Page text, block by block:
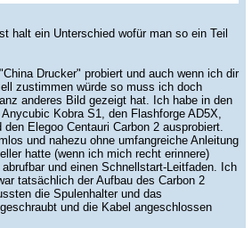
halt ein Unterschied wofür man so ein Teil
Drucker" probiert und auch wenn ich dir
zustimmen würde so muss ich doch
anderes Bild gezeigt hat. Ich habe in den
Kobra S1, den Flashforge AD5X,
Elegoo Centauri Carbon 2 ausprobiert.
und nahezu ohne umfangreiche Anleitung
hatte (wenn ich mich recht erinnere)
und einen Schnellstart-Leitfaden. Ich
tatsächlich der Aufbau des Carbon 2
die Spulenhalter und das
und die Kabel angeschlossen